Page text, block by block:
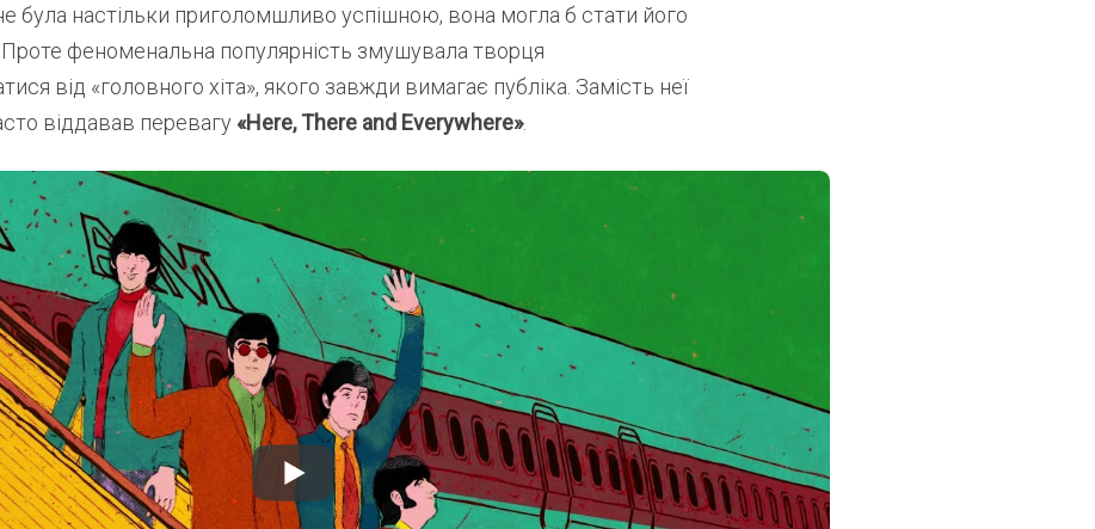
була настільки приголомшливо успішною, вона могла б стати його
феноменальна популярність змушувала творця
від «головного хіта», якого завжди вимагає публіка. Замість неї
віддавав перевагу«Here, There and Everywhere».